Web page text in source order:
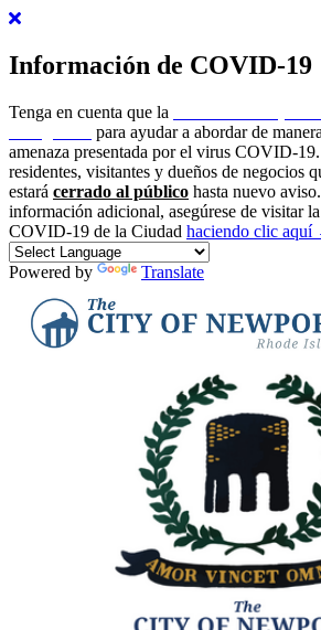
Información de COVID-19
Tenga en cuenta que la
para ayudar a abordar de
amenaza presentada por el virus COVID-
residentes, visitantes y dueños de negocios
estará cerrado al público hasta nuevo aviso.
información adicional, asegúrese de visitar
COVID-19 de la Ciudad haciendo clic aquí
Powered by Translate